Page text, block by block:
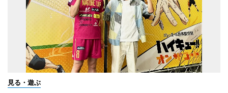
見る・遊ぶ